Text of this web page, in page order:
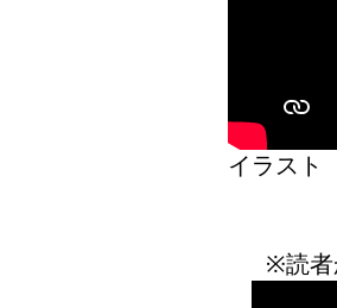
イラス
※読